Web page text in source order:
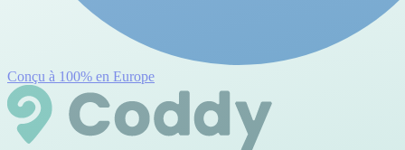
Conçu à 100% en Europe